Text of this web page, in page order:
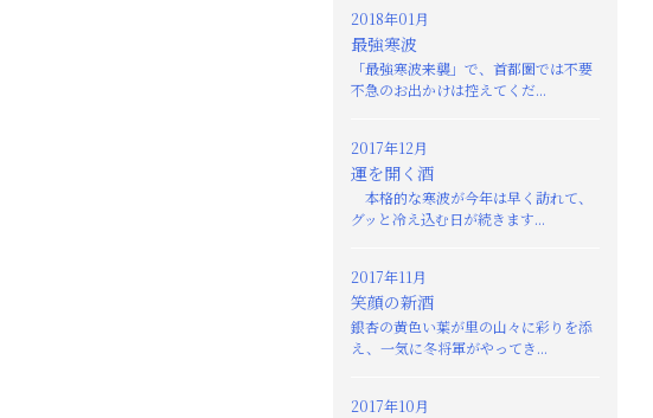
2018年01月
最強寒波
「最強寒波来襲」で、首都圏では不要
不急のお出かけは控えてくだ...
2017年12月
運を開く酒
本格的な寒波が今年は早く訪れて、
グッと冷え込む日が続きます...
2017年11月
笑顔の新酒
銀杏の黄色い葉が里の山々に彩りを添
え、一気に冬将軍がやってき...
2017年10月